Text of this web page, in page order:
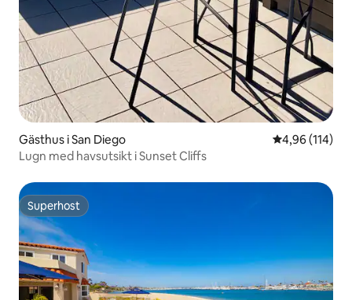
Gästhus i San Diego 4,96 av 5 i
4,96 (114)
Lugn med havsutsikt i Sunset Cliffs
Superhost
Superhost